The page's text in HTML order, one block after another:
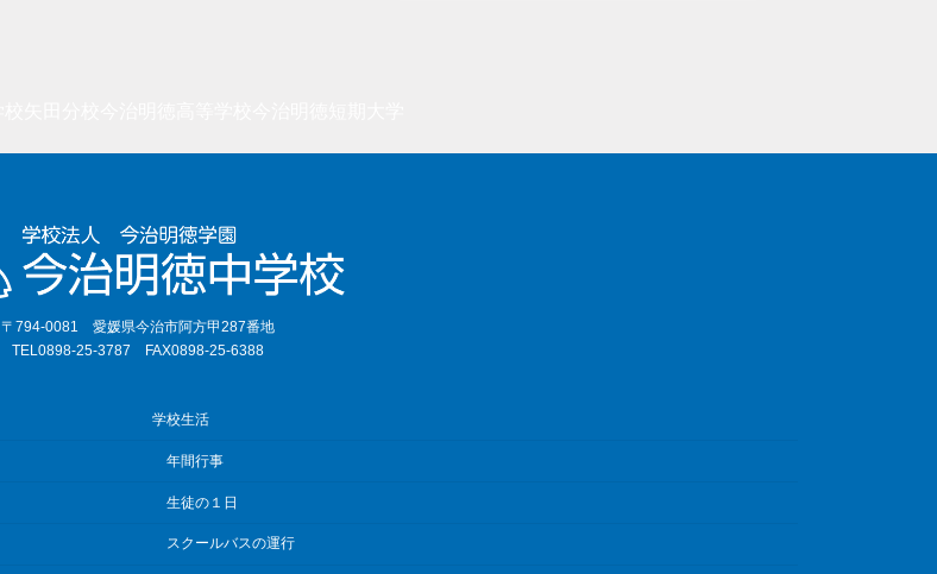
〒794-0081 愛媛県今治市阿方甲287番地
TEL0898-25-3787 FAX0898-25-6388
学校生活
年間行事
生徒の１日
スクールバスの運行